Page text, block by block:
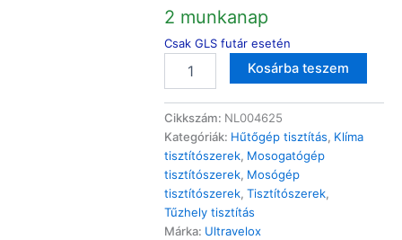
2 munkanap
Csak GLS futár esetén
javító
fehér
20ml
mennyiség
Kosárba teszem
Cikkszám: NL004625
Kategóriák: Hűtőgép tisztítás, Klíma
tisztítószerek, Mosogatógép
tisztítószerek, Mosógép
tisztítószerek,Tisztítószerek,
Tűzhely tisztítás
Márka: Ultravelox